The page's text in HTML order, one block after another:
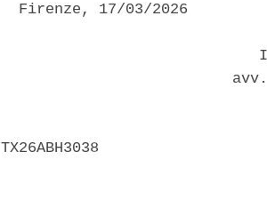
  Firenze, 17/03/2026